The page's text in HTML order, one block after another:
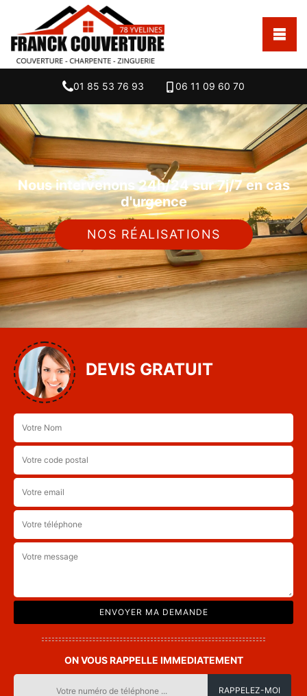
01 85 53 76 93 06 11 09 60 70
Nous intervenons 24h/24 sur 7j/7 en cas
d'urgence
NOS RÉALISATIONS
DEVIS GRATUIT
ON VOUS RAPPELLE IMMEDIATEMENT